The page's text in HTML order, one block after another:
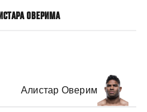
ОВЕРИМА
Алистар Оверим